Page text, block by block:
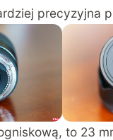
precyzyjna
to 23